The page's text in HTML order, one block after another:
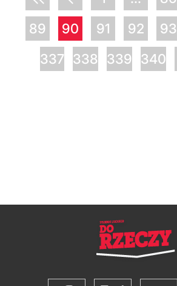
89
90 91 92 93
337
338 339 340